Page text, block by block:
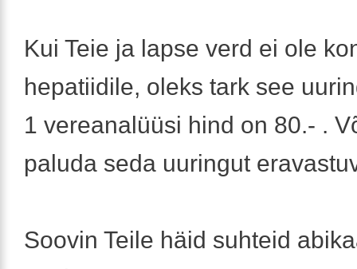
Kui Teie ja lapse verd ei ole
hepatiidile, oleks tark see
1 vereanalüüsi hind on 80.- .
paluda seda uuringut
Soovin Teile häid suhteid